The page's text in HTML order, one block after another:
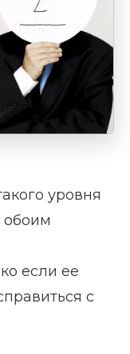
уровня
обоим
если ее
с